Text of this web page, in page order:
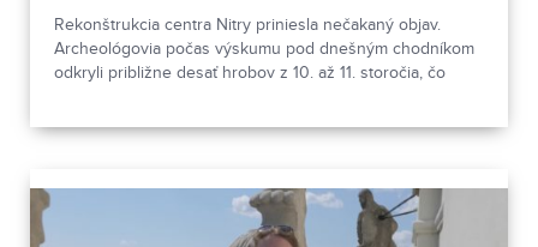
Rekonštrukcia centra Nitry priniesla nečakaný objav.
Archeológovia počas výskumu pod dnešným chodníkom
odkryli približne desať hrobov z 10. až 11. storočia, čo